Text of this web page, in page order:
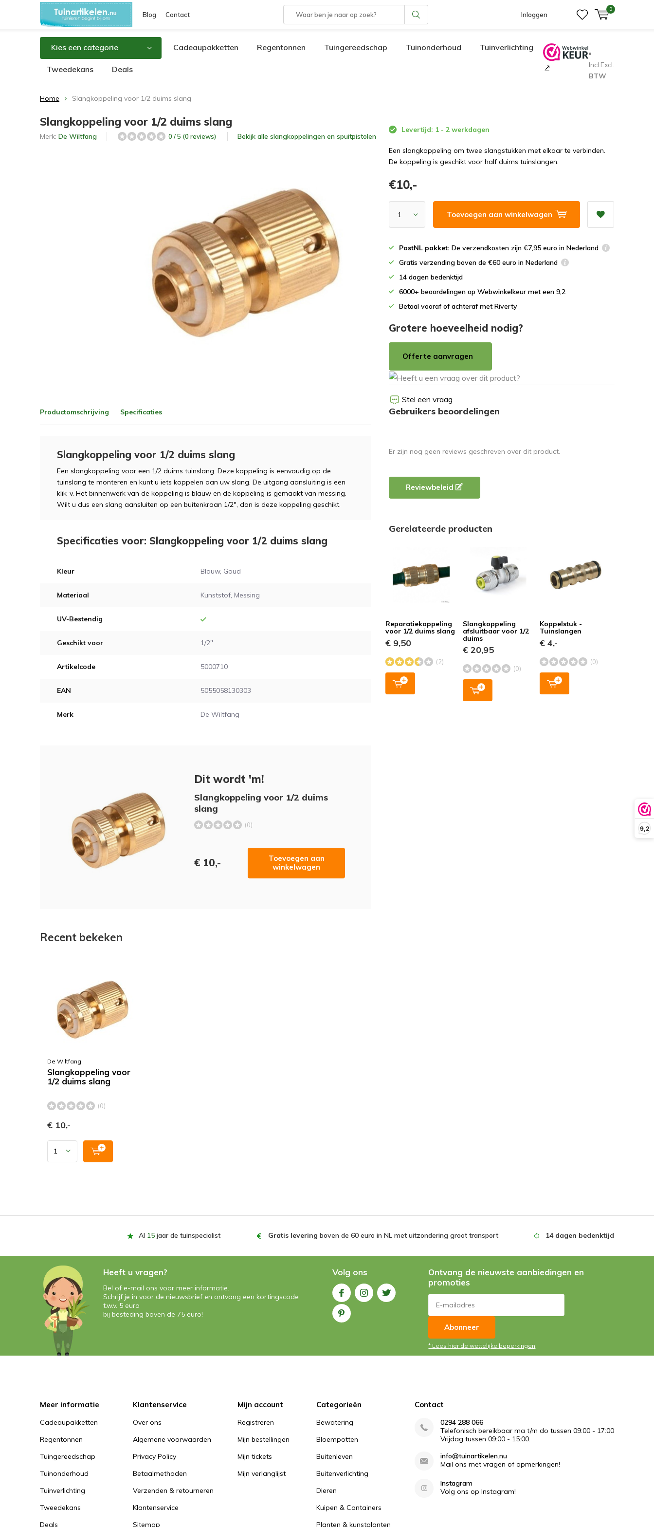
9,2
Blog Contact Inloggen
0
Kies een categorie Cadeaupakketten Regentonnen Tuingereedschap Tuinonderhoud Tuinverlichting
Tweedekans Deals Incl.Excl.
BTW
Home Slangkoppeling voor 1/2 duims slang
Slangkoppeling voor 1/2 duims slang
Merk: De Wiltfang 0 / 5 (0 reviews) Bekijk alle slangkoppelingen en spuitpistolen
Levertijd: 1 - 2 werkdagen
Een slangkoppeling om twee slangstukken met elkaar te verbinden.
De koppeling is geschikt voor half duims tuinslangen.
€10,-
Toevoegen aan winkelwagen
PostNL pakket: De verzendkosten zijn €7,95 euro in Nederland
Gratis verzending boven de €60 euro in Nederland
14 dagen bedenktijd
6000+ beoordelingen op Webwinkelkeur met een 9,2
Betaal vooraf of achteraf met Riverty
Grotere hoeveelheid nodig?
Offerte aanvragen
Stel een vraag
Productomschrijving Specificaties
Slangkoppeling voor 1/2 duims slang
Een slangkoppeling voor een 1/2 duims tuinslang. Deze koppeling is eenvoudig op de
tuinslang te monteren en kunt u iets koppelen aan uw slang. De uitgang aansluiting is een
klik-v. Het binnenwerk van de koppeling is blauw en de koppeling is gemaakt van messing.
Wilt u dus een slang aansluiten op een buitenkraan 1/2", dan is deze koppeling geschikt.
Specificaties voor: Slangkoppeling voor 1/2 duims slang
Kleur Blauw, Goud
Materiaal Kunststof, Messing
UV-Bestendig
Geschikt voor 1/2''
Artikelcode 5000710
EAN 5055058130303
Merk De Wiltfang
Dit wordt 'm!
Slangkoppeling voor 1/2 duims
slang
(0)
€ 10,-
Toevoegen aan
winkelwagen
Gebruikers beoordelingen
Er zijn nog geen reviews geschreven over dit product.
Reviewbeleid
Gerelateerde producten
Reparatiekoppeling
voor 1/2 duims slang
€ 9,50
(2)
Slangkoppeling
afsluitbaar voor 1/2
duims
€ 20,95
(0)
Koppelstuk -
Tuinslangen
€ 4,-
(0)
Recent bekeken
De Wiltfang
Slangkoppeling voor
1/2 duims slang
(0)
€ 10,-
Al 15 jaar de tuinspecialist Gratis levering boven de 60 euro in NL met uitzondering groot transport 14 dagen bedenktijd
Heeft u vragen?
Bel of e-mail ons voor meer informatie.
Schrijf je in voor de nieuwsbrief en ontvang een kortingscode
t.w.v. 5 euro
bij besteding boven de 75 euro!
Volg ons
Ontvang de nieuwste aanbiedingen en
promoties
Abonneer
* Lees hier de wettelijke beperkingen
Meer informatie
Cadeaupakketten
Regentonnen
Tuingereedschap
Tuinonderhoud
Tuinverlichting
Tweedekans
Deals
Klantenservice
Over ons
Algemene voorwaarden
Privacy Policy
Betaalmethoden
Verzenden & retourneren
Klantenservice
Sitemap
Mijn account
Registreren
Mijn bestellingen
Mijn tickets
Mijn verlanglijst
Categorieën
Bewatering
Bloempotten
Buitenleven
Buitenverlichting
Dieren
Kuipen & Containers
Planten & kunstplanten
Contact
0294 288 066
Telefonisch bereikbaar ma t/m do tussen 09:00 - 17:00
Vrijdag tussen 09:00 - 15:00.
info@tuinartikelen.nu
Mail ons met vragen of opmerkingen!
Instagram
Volg ons op Instagram!